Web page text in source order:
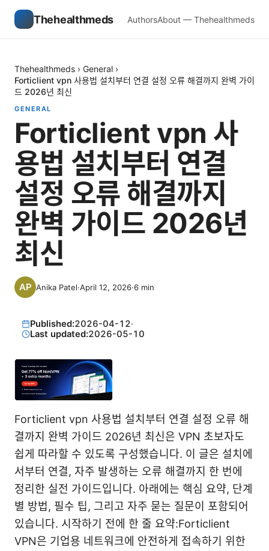
Thehealthmeds AuthorsAbout — Thehealthmeds
Thehealthmeds › General ›
Forticlient vpn 사용법 설치부터 연결 설정 오류 해결까지 완벽 가이
드 2026년 최신
GENERAL
Forticlient vpn 사
용법 설치부터 연결
설정 오류 해결까지
완벽 가이드 2026년
최신
Anika Patel·April 12, 2026·6 min
Published:2026-04-12·
Last updated:2026-05-10
Forticlient vpn 사용법 설치부터 연결 설정 오류 해
결까지 완벽 가이드 2026년 최신은 VPN 초보자도
쉽게 따라할 수 있도록 구성했습니다. 이 글은 설치에
서부터 연결, 자주 발생하는 오류 해결까지 한 번에
정리한 실전 가이드입니다. 아래에는 핵심 요약, 단계
별 방법, 필수 팁, 그리고 자주 묻는 질문이 포함되어
있습니다. 시작하기 전에 한 줄 요약:Forticlient
VPN은 기업용 네트워크에 안전하게 접속하기 위한